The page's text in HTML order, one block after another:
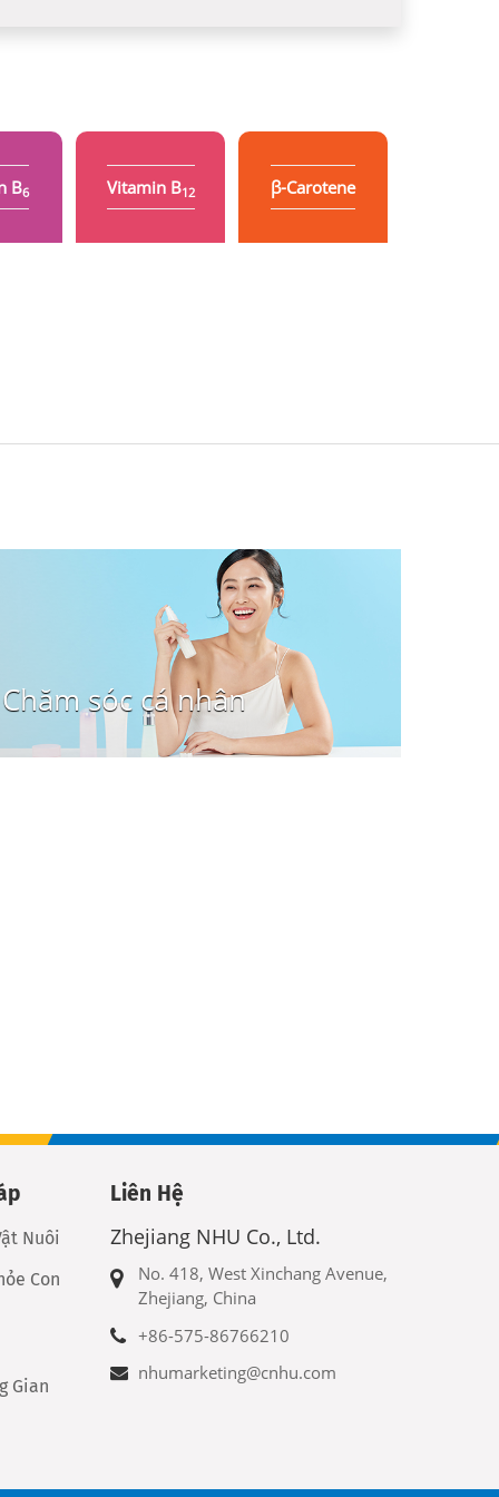
B6 Vitamin B12 β-Carotene
Chăm sóc cá nhân
Nuôi
Con
Gian
Liên Hệ
Zhejiang NHU Co., Ltd.
No. 418, West Xinchang Avenue,
Zhejiang, China
+86-575-86766210
nhumarketing@cnhu.com